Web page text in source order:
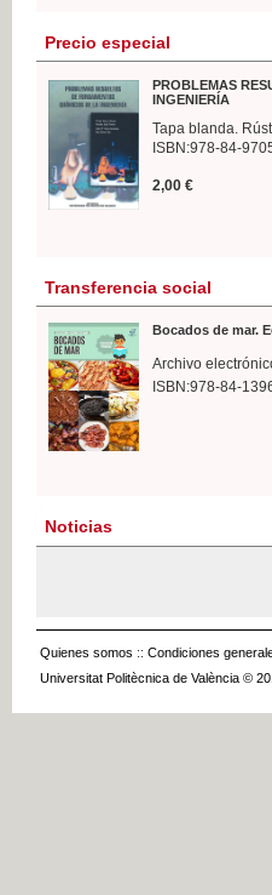
Precio especial
PROBLEMAS
INGENIERÍA
Tapa blanda.
ISBN:978-84-
2,00 €
Transferencia social
Bocados de mar.
Archivo
ISBN:978-84-
Noticias
Quienes somos :: Condiciones
Universitat Politècnica de València ©